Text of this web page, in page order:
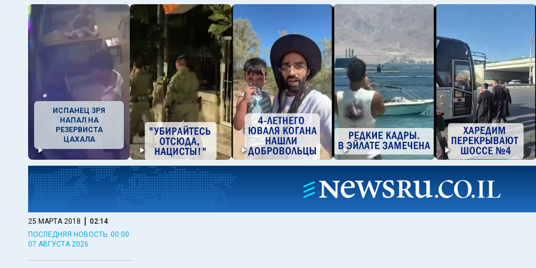
ИСПАНЕЦ ЗРЯ
НАПАЛ НА
РЕЗЕРВИСТА
ЦАХАЛА
25 МАРТА 2018 | 02:14
ПОСЛЕДНЯЯ НОВОСТЬ: 00:00
07 АВГУСТА 2026